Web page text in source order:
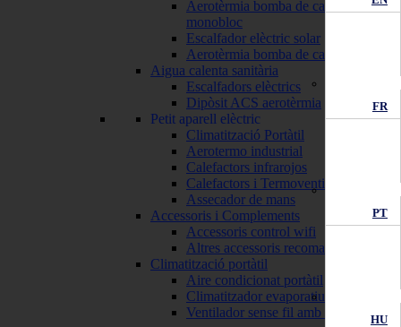
FR
PT
HU
Aerotèrmia bomba de calor
monobloc
Escalfador elèctric solar
Aerotèrmia bomba de calor
Aigua calenta sanitària
Escalfadors elèctrics
Dipòsit ACS aerotèrmia
Petit aparell elèctric
Climatització Portàtil
Aerotermo industrial
Calefactors infrarojos
Calefactors i Termoventiladors
Assecador de mans
Accessoris i Complements
Accessoris control wifi
Altres accessoris recomanats
Climatització portàtil
Aire condicionat portàtil
Climatitzador evaporatiu
Ventilador sense fil amb bateria